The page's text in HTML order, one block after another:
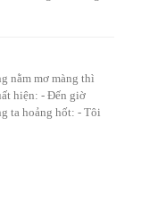
nằm mơ màng thì
hiện: - Đến giờ
ta hoảng hốt: - Tôi